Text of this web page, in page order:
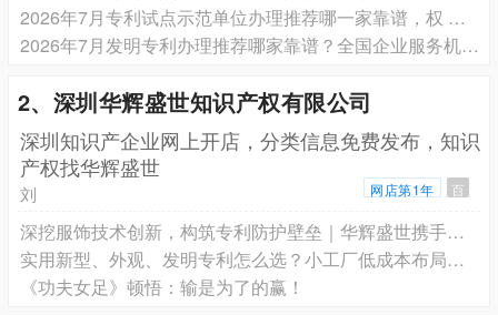
2026年7月专利试点示范单位办理推荐哪一家靠谱，权 威与服务指南
2026年7月发明专利办理推荐哪家靠谱？全国企业服务机构综合能力深度解析
2、深圳华辉盛世知识产权有限公司
深圳知识产企业网上开店，分类信息免费发布，知识
产权找华辉盛世
刘 网店第1年 百
深挖服饰技术创新，构筑专利防护壁垒｜华辉盛世携手上市企业比音勒芬—全品类专利深度合作
实用新型、外观、发明专利怎么选？小工厂低成本布局方案
《功夫女足》顿悟：输是为了的赢！